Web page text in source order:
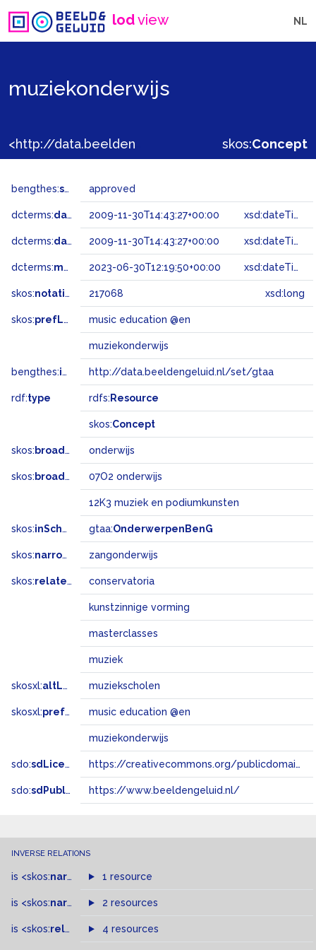
lodview NL
muziekonderwijs
skos:Concept
bengthes:status approved
dcterms:dateAccepted 2009-11-30T14:43:27+00:00 xsd:dateTime
dcterms:dateSubmitted 2009-11-30T14:43:27+00:00 xsd:dateTime
dcterms:modified 2023-06-30T12:19:50+00:00 xsd:dateTime
skos:notation 217068 xsd:long
skos:prefLabel music education @en
muziekonderwijs
bengthes:inSet http://data.beeldengeluid.nl/set/gtaa
rdf:type rdfs: Resource
skos:Concept
skos: broader onderwijs
skos: broadMatch 07O2 onderwijs
12K3 muziek en podiumkunsten
skos:inScheme gtaa:OnderwerpenBenG
skos:narrower zangonderwijs
skos:related conservatoria
kunstzinnige vorming
masterclasses
muziek
skosxl:altLabel muziekscholen
skosxl:prefLabel music education @en
muziekonderwijs
sdo:sdLicense https://creativecommons.org/publicdomain/zero/1.0/
sdo:sdPublisher https://www.beeldengeluid.nl/
INVERSE RELATIONS
is <skos:narrower >of
1 resource
is <skos:narrowMatch >of
2 resources
is <skos:related > of4 resources